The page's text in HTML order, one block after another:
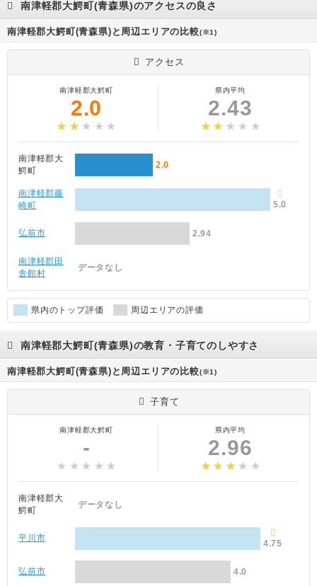
南津軽郡大鰐町(青森県)のアクセスの良さ
南津軽郡大鰐町(青森県)と周辺エリアの比較(※1)
アクセス
南津軽郡大鰐町
2.0
県内平均
2.43
南津軽郡大
鰐町
2.0
南津軽郡藤
崎町
5.0
弘前市 2.94
南津軽郡田
舎館村
データなし
県内のトップ評価 周辺エリアの評価
南津軽郡大鰐町(青森県)の教育・子育てのしやすさ
南津軽郡大鰐町(青森県)と周辺エリアの比較(※1)
子育て
南津軽郡大鰐町
-
県内平均
2.96
南津軽郡大
鰐町
データなし
平川市
4.75
弘前市 4.0